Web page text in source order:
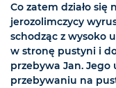
Co zatem działo się
jerozolimczycy
schodząc z wysoko
w stronę pustyni i
przebywa Jan.
przebywaniu na